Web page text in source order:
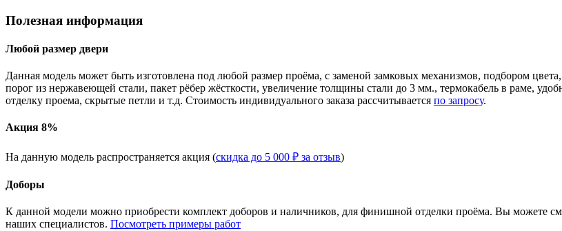
Полезная информация
Любой размер двери
Данная модель может быть изготовлена под любой размер проёма, с заменой замковых механизмов, подбором
порог из нержавеющей стали, пакет рёбер жёсткости, увеличение толщины стали до 3 мм., термокабель в раме,
отделку проема, скрытые петли и т.д. Стоимость индивидуального заказа рассчитывается по запросу.
Акция 8%
На данную модель распространяется акция (скидка до 5 000 ₽ за отзыв)
Доборы
К данной модели можно приобрести комплект доборов и наличников, для финишной отделки проёма. Вы можете
наших специалистов. Посмотреть примеры работ